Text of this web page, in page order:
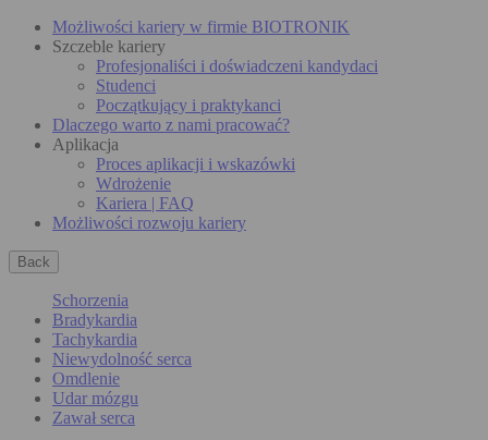
Możliwości kariery w firmie BIOTRONIK
Szczeble kariery
Profesjonaliści i doświadczeni kandydaci
Studenci
Początkujący i praktykanci
Dlaczego warto z nami pracować?
Aplikacja
Proces aplikacji i wskazówki
Wdrożenie
Kariera | FAQ
Możliwości rozwoju kariery
Back
Schorzenia
Bradykardia
Tachykardia
Niewydolność serca
Omdlenie
Udar mózgu
Zawał serca